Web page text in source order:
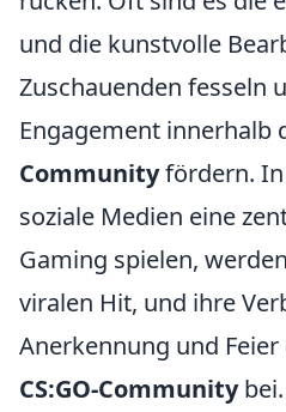
und die kunstvolle
Zuschauenden fesseln
Engagement innerhalb
Communityfördern. In
soziale Medien eine
Gaming spielen,
viralen Hit, und ihre
Anerkennung und
CS:GO-Communitybei.